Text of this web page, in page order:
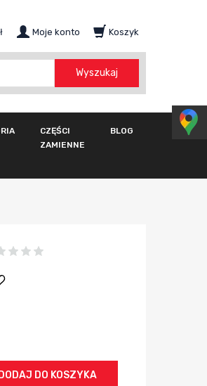
Moje konto Koszyk
Wyszukaj
CZĘŚCI
ZAMIENNE
BLOG
DODAJ DO KOSZYKA